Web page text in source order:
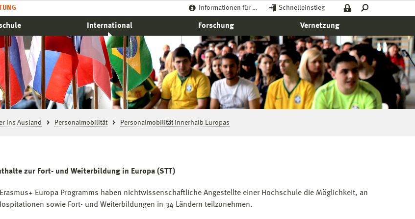
Informationen für … Schnelleinstieg
International Forschung Vernetzung
ins Ausland Personalmobilität Personalmobilität innerhalb Europas
zur Fort- und Weiterbildung in Europa (STT)
Erasmus+ Europa Programms haben nichtwissenschaftliche Angestellte einer Hochschule die Möglichkeit, an
sowie Fort- und Weiterbildungen in 34 Ländern teilzunehmen.